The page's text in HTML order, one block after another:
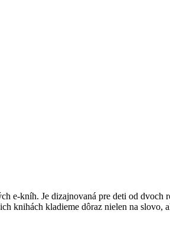
kníh. Je dizajnovaná pre deti od dvoch
knihách kladieme dôraz nielen na